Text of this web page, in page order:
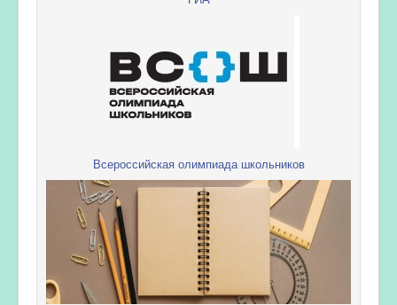
Всероссийская олимпиада школьников